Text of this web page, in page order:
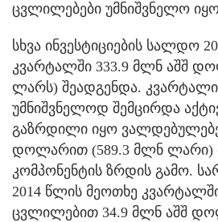
ცვლილებები უმნიშვნელო
სხვა ინვესტიციების სალდო
კვარტალში 333.9 მლნ აშშ
ლარს) შეადგენდა.
უმნიშვნელოდ შემცირდა
გაზრდილი იყო
დოლარით (589.3 მლნ ლარი)
კომპონენტის ზრდის გამო.
2014 წლის მეოთხე
ცვლილებით 34.9 მლნ აშშ